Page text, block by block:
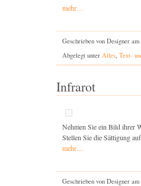
mehr…
Geschrieben von Designer
Abgelegt unter Alles, Text-
Infrarot
Nehmen Sie ein Bild ihrer
Stellen Sie die Sättigung
mehr…
Geschrieben von Designer